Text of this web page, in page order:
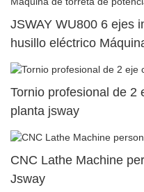
JSWAY WU800 6 ejes
husillo eléctrico
superior dual81
Tornio profesional de 2
planta jsway
CNC Lathe Machine
Jsway